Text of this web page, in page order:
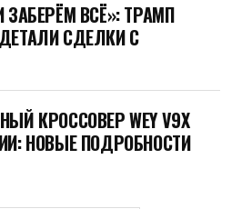
ВСЁ»: ТРАМП
СДЕЛКИ С
КРОССОВЕР WEY V9X
НОВЫЕ ПОДРОБНОСТИ